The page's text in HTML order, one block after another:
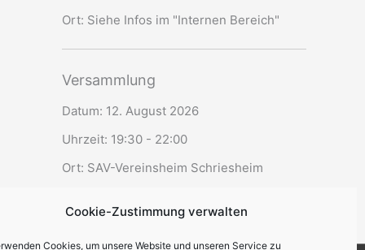
Cookie-Zustimmung verwalten
Cookies, um unsere Website und unseren Service zu
Ort: Siehe Infos im "Internen Bereich"
Versammlung
Datum: 12. August 2026
Uhrzeit: 19:30 - 22:00
Ort: SAV-Vereinsheim Schriesheim